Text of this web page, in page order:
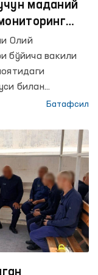
маданий
Олий
бўйича вакили
билан
муносабатиБатафсил